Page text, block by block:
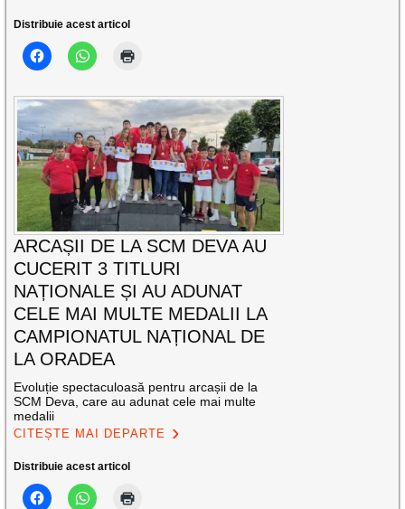
Distribuie acest articol
ARCAȘII DE LA SCM DEVA AU
CUCERIT 3 TITLURI
NAȚIONALE ȘI AU ADUNAT
CELE MAI MULTE MEDALII LA
CAMPIONATUL NAȚIONAL DE
LA ORADEA
Evoluție spectaculoasă pentru arcașii de la
SCM Deva, care au adunat cele mai multe
medalii
CITEȘTE MAI DEPARTE
Distribuie acest articol